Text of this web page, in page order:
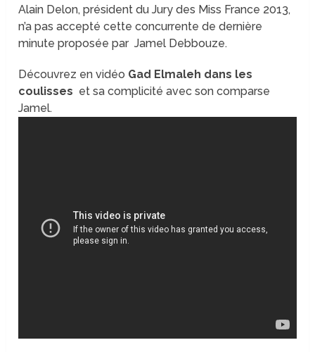
Alain Delon, président du Jury des Miss France 2013,
n’a pas accepté cette concurrente de dernière
minute proposée par Jamel Debbouze.
Découvrez en vidéo Gad Elmaleh dans les
coulisses et sa complicité avec son comparse
Jamel.